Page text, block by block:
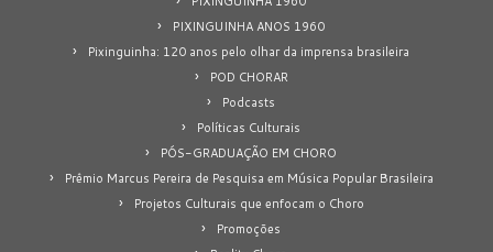
PIXINGUINHA ANOS 1960
Pixinguinha: 120 anos pelo olhar da imprensa brasileira
POD CHORAR
Podcasts
Políticas Culturais
PÓS-GRADUAÇÃO EM CHORO
Prêmio Marcus Pereira de Pesquisa em Música Popular Brasileira
Projetos Culturais que enfocam o Choro
Promoções